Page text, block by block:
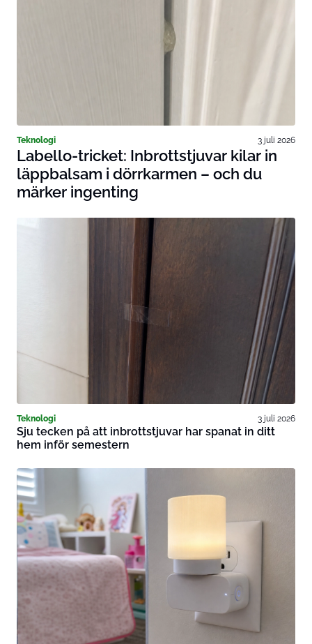
Teknologi 3 juli 2026
Labello-tricket: Inbrottstjuvar kilar in
läppbalsam i dörrkarmen – och du
märker ingenting
Teknologi 3 juli 2026
Sju tecken på att inbrottstjuvar har spanat in ditt
hem inför semestern